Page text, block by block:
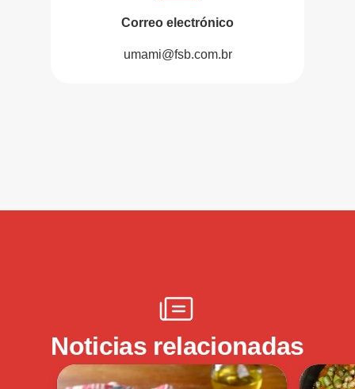
Correo electrónico
umami@fsb.com.br
Noticias relacionadas